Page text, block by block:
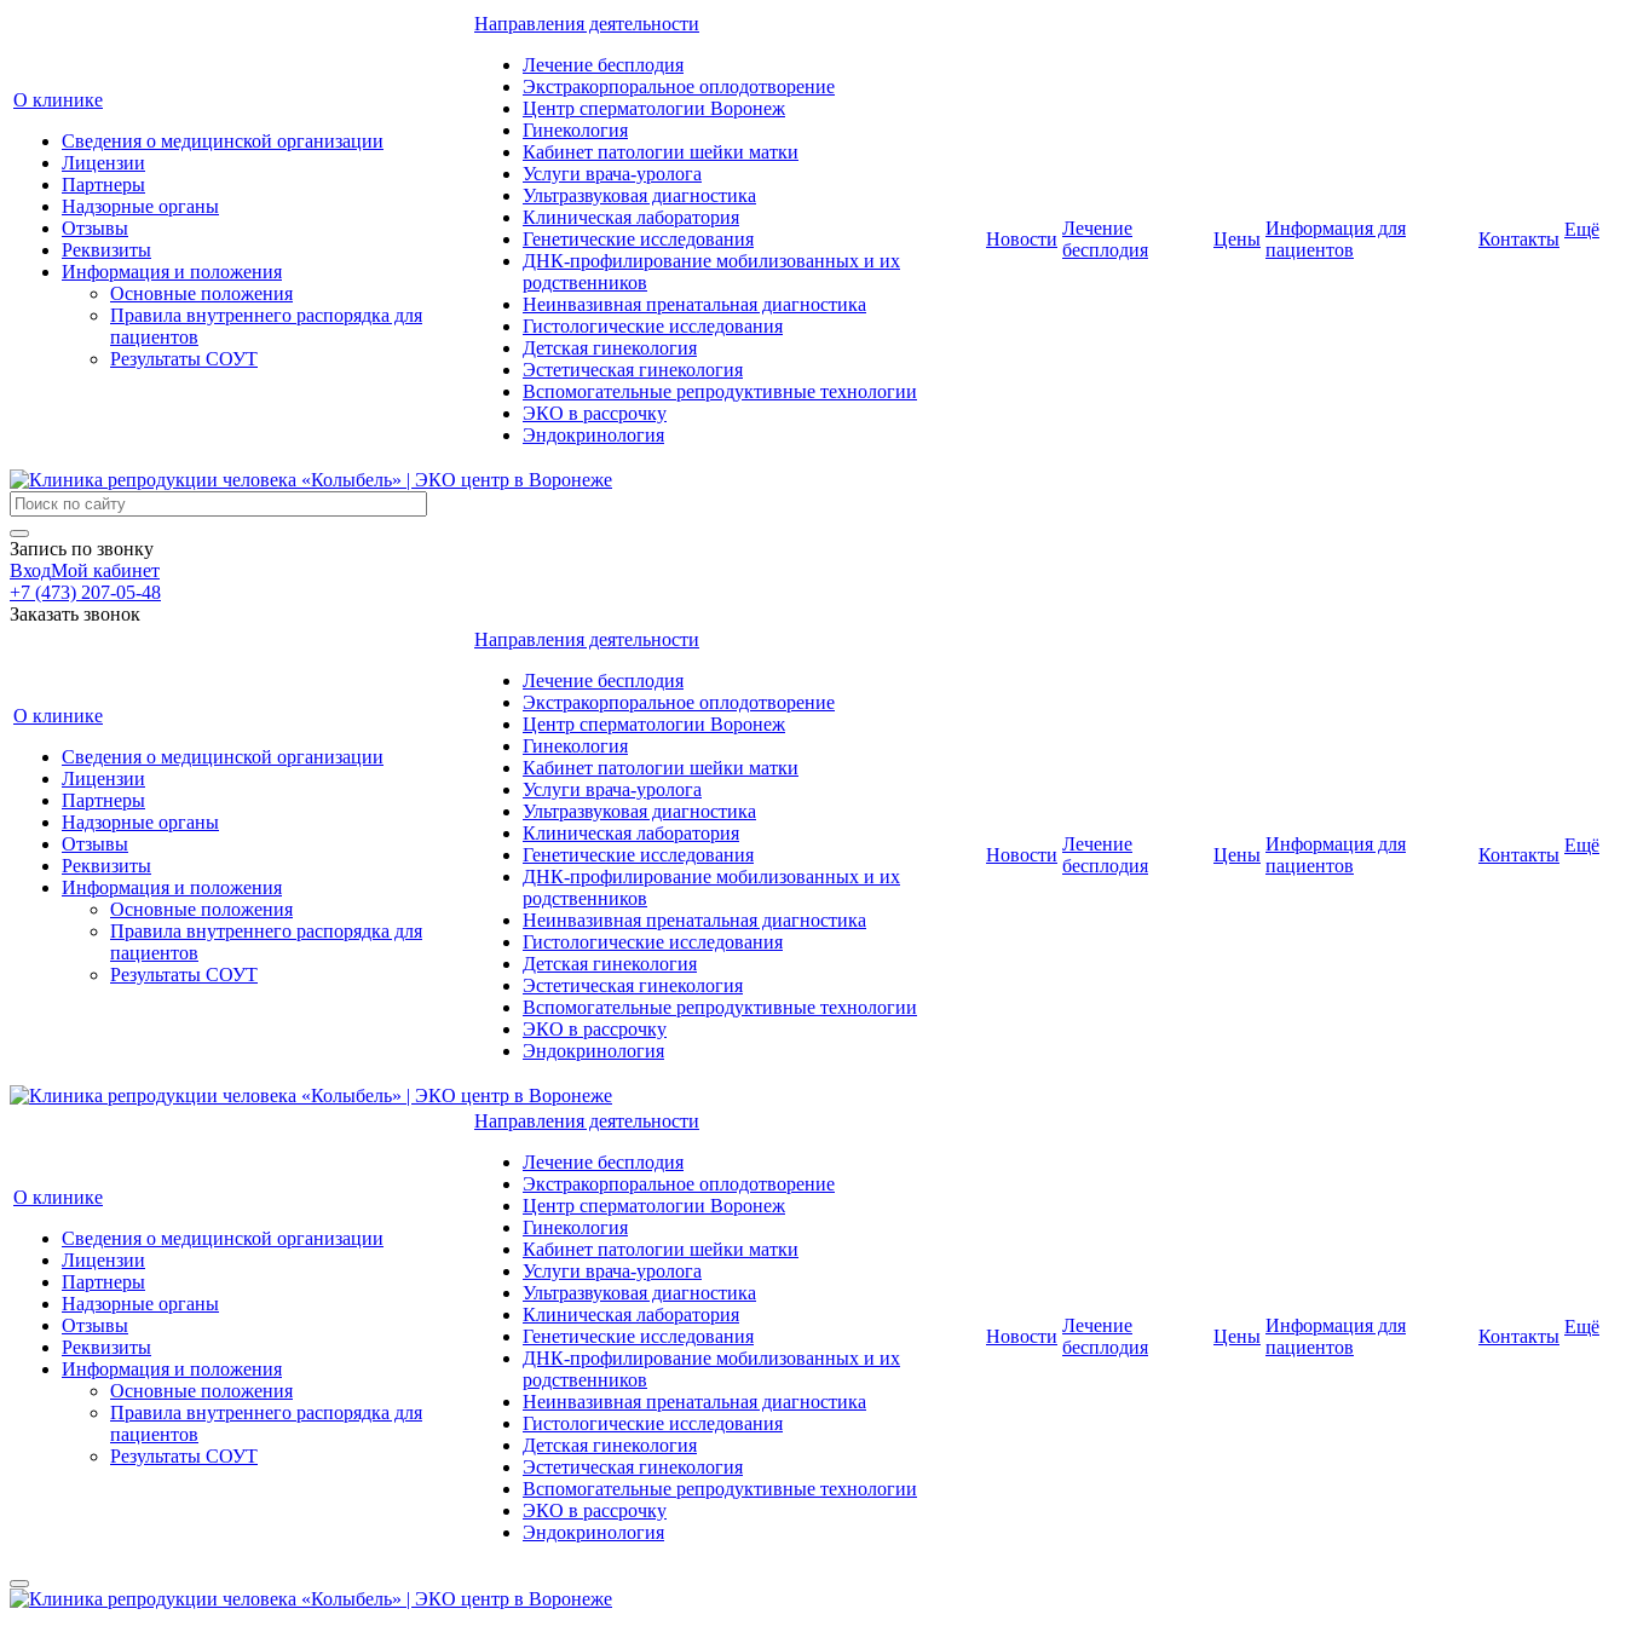
О клинике
Сведения о медицинской организации
Лицензии
Партнеры
Надзорные органы
Отзывы
Реквизиты
Информация и положения
Основные положения
Правила внутреннего распорядка для
пациентов
Результаты СОУТ
Направления деятельности
Лечение бесплодия
Экстракорпоральное оплодотворение
Центр сперматологии Воронеж
Гинекология
Кабинет патологии шейки матки
Услуги врача-уролога
Ультразвуковая диагностика
Клиническая лаборатория
Генетические исследования
ДНК-профилирование мобилизованных и их
родственников
Неинвазивная пренатальная диагностика
Гистологические исследования
Детская гинекология
Эстетическая гинекология
Вспомогательные репродуктивные технологии
ЭКО в рассрочку
Эндокринология
Новости
Лечение
бесплодия
Цены
Информация для
пациентов
Контакты Ещё
Запись по звонку
ВходМой кабинет
+7 (473) 207-05-48
Заказать звонок
О клинике
Сведения о медицинской организации
Лицензии
Партнеры
Надзорные органы
Отзывы
Реквизиты
Информация и положения
Основные положения
Правила внутреннего распорядка для
пациентов
Результаты СОУТ
Направления деятельности
Лечение бесплодия
Экстракорпоральное оплодотворение
Центр сперматологии Воронеж
Гинекология
Кабинет патологии шейки матки
Услуги врача-уролога
Ультразвуковая диагностика
Клиническая лаборатория
Генетические исследования
ДНК-профилирование мобилизованных и их
родственников
Неинвазивная пренатальная диагностика
Гистологические исследования
Детская гинекология
Эстетическая гинекология
Вспомогательные репродуктивные технологии
ЭКО в рассрочку
Эндокринология
Новости
Лечение
бесплодия
Цены
Информация для
пациентов
Контакты Ещё
О клинике
Сведения о медицинской организации
Лицензии
Партнеры
Надзорные органы
Отзывы
Реквизиты
Информация и положения
Основные положения
Правила внутреннего распорядка для
пациентов
Результаты СОУТ
Направления деятельности
Лечение бесплодия
Экстракорпоральное оплодотворение
Центр сперматологии Воронеж
Гинекология
Кабинет патологии шейки матки
Услуги врача-уролога
Ультразвуковая диагностика
Клиническая лаборатория
Генетические исследования
ДНК-профилирование мобилизованных и их
родственников
Неинвазивная пренатальная диагностика
Гистологические исследования
Детская гинекология
Эстетическая гинекология
Вспомогательные репродуктивные технологии
ЭКО в рассрочку
Эндокринология
Новости
Лечение
бесплодия
Цены
Информация для
пациентов
Контакты Ещё